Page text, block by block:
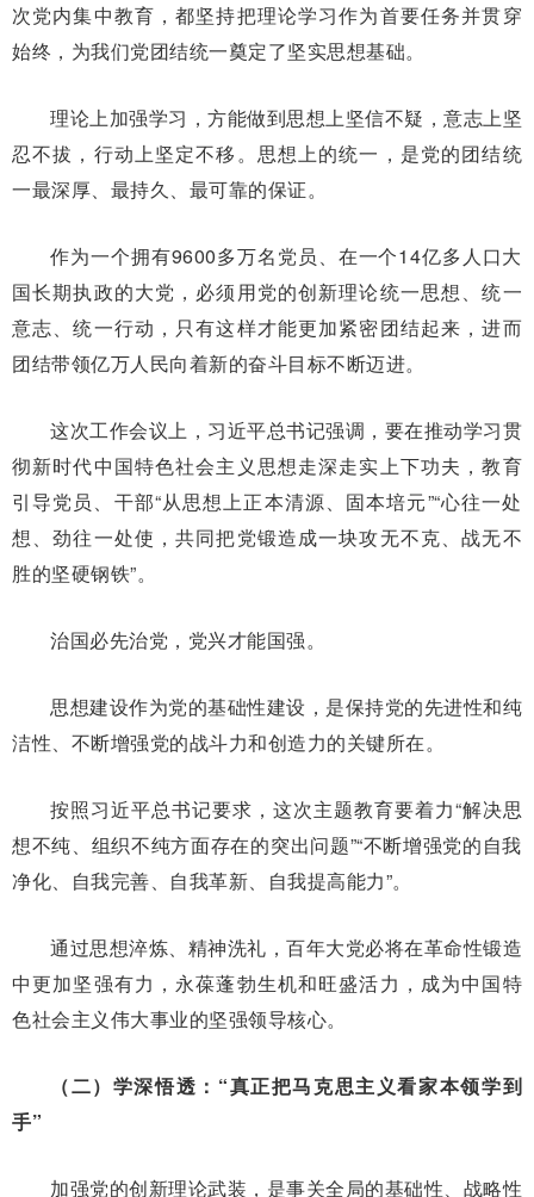
次党内集中教育，都坚持把理论学习作为首要任务并贯穿
始终，为我们党团结统一奠定了坚实思想基础。
理论上加强学习，方能做到思想上坚信不疑，意志上坚
忍不拔，行动上坚定不移。思想上的统一，是党的团结统
一最深厚、最持久、最可靠的保证。
作为一个拥有9600多万名党员、在一个14亿多人口大
国长期执政的大党，必须用党的创新理论统一思想、统一
意志、统一行动，只有这样才能更加紧密团结起来，进而
团结带领亿万人民向着新的奋斗目标不断迈进。
这次工作会议上，习近平总书记强调，要在推动学习贯
彻新时代中国特色社会主义思想走深走实上下功夫，教育
引导党员、干部“从思想上正本清源、固本培元”“心往一处
想、劲往一处使，共同把党锻造成一块攻无不克、战无不
胜的坚硬钢铁”。
治国必先治党，党兴才能国强。
思想建设作为党的基础性建设，是保持党的先进性和纯
洁性、不断增强党的战斗力和创造力的关键所在。
按照习近平总书记要求，这次主题教育要着力“解决思
想不纯、组织不纯方面存在的突出问题”“不断增强党的自我
净化、自我完善、自我革新、自我提高能力”。
通过思想淬炼、精神洗礼，百年大党必将在革命性锻造
中更加坚强有力，永葆蓬勃生机和旺盛活力，成为中国特
色社会主义伟大事业的坚强领导核心。
（二）学深悟透：“真正把马克思主义看家本领学到
手”
加强党的创新理论武装，是事关全局的基础性、战略性